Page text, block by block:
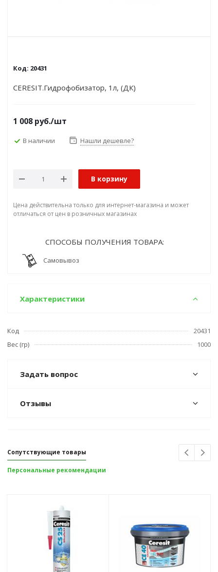
Код: 20431
CERESIT.Гидрофобизатор, 1л, (ДК)
1 008 руб./шт
В наличии Нашли дешевле?
В корзину
Цена действительна только для интернет-магазина и может
отличаться от цен в розничных магазинах
СПОСОБЫ ПОЛУЧЕНИЯ ТОВАРА:
Самовывоз
Характеристики
Код
20431
Вес (гр)
1000
Задать вопрос
Отзывы
Сопутствующие товары
Персональные рекомендации